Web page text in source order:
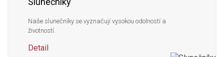
Naše slunečníky se vyznačují vysokou odolností a
životností.
Detail